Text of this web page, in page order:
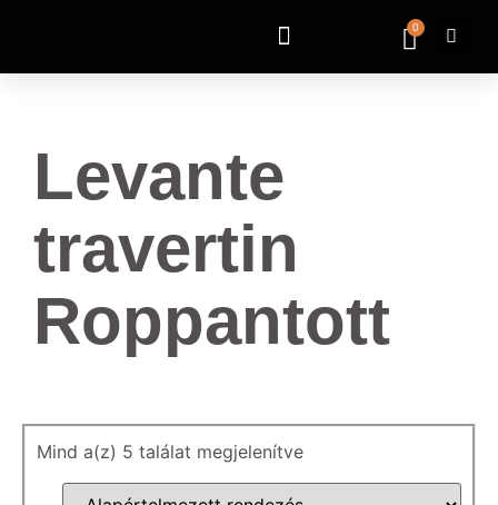
0
Levante
travertin
Roppantott
Mind a(z) 5 találat megjelenítve